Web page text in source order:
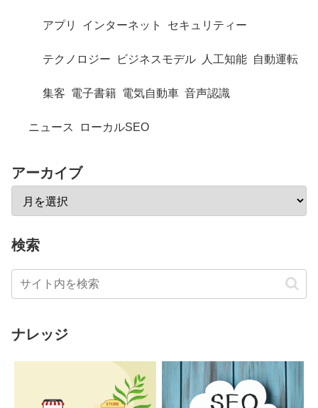
アプリ インターネット セキュリティー
テクノロジー ビジネスモデル 人工知能 自動運転
集客 電子書籍 電気自動車 音声認識
ニュース ローカルSEO
アーカイブ
検索
ナレッジ